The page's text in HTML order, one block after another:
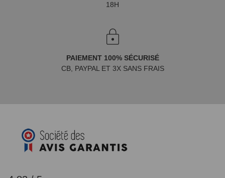
18H
PAIEMENT 100% SÉCURISÉ
CB, PAYPAL ET 3X SANS FRAIS